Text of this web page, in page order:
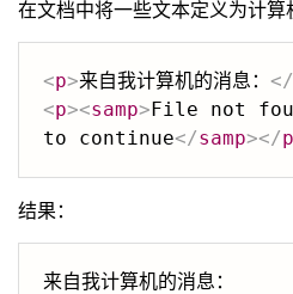
在文档中将一些文本定义为计算
<p>来自我计算机的消息： </
<p><samp>File not
to continue</samp></p
结果：
来自我计算机的消息：